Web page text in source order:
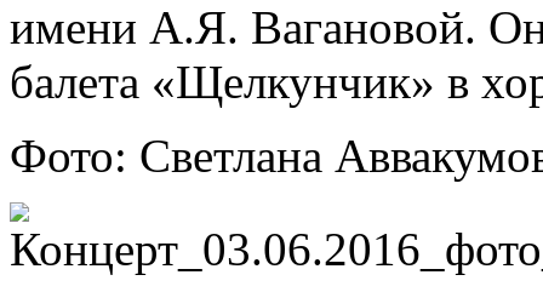
имени А.Я. Вагановой.
балета «Щелкунчик» в
Фото: Светлана